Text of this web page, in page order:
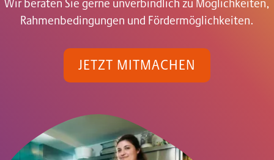
Rahmenbedingungen und Fördermöglichkeiten.
JETZT MITMACHEN